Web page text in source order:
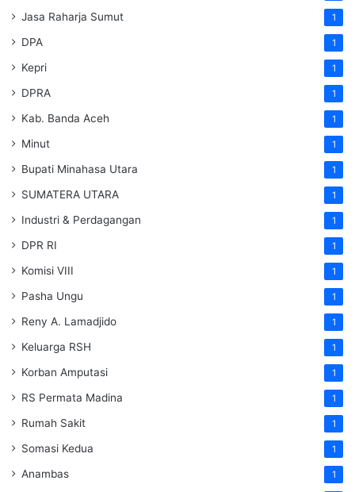
Jasa Raharja Sumut 1
DPA 1
Kepri 1
DPRA 1
Kab. Banda Aceh 1
Minut 1
Bupati Minahasa Utara 1
SUMATERA UTARA 1
Industri & Perdagangan 1
DPR RI 1
Komisi VIII 1
Pasha Ungu 1
Reny A. Lamadjido 1
Keluarga RSH 1
Korban Amputasi 1
RS Permata Madina 1
Rumah Sakit 1
Somasi Kedua 1
Anambas 1